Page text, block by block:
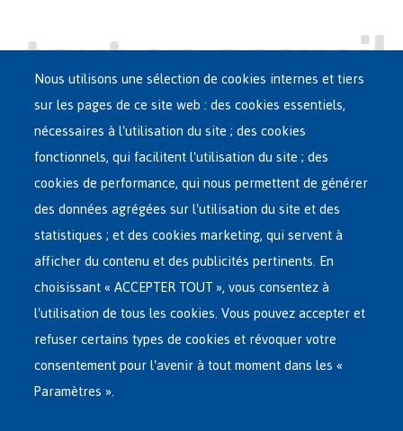
Main
French
Menu
ASILE EN BELGIQUE
RÉSEAU D'ACCUEIL
RETOUR VOLONTAIRE
INTERNATIONAL
À PROPOS DE FEDASIL
Nous utilisons une sélection de cookies internes et tiers
sur les pages de ce site web : des cookies essentiels,
nécessaires à l'utilisation du site ; des cookies
fonctionnels, qui facilitent l'utilisation du site ; des
cookies de performance, qui nous permettent de générer
des données agrégées sur l'utilisation du site et des
statistiques ; et des cookies marketing, qui servent à
afficher du contenu et des publicités pertinents. En
choisissant « ACCEPTER TOUT », vous consentez à
l'utilisation de tous les cookies. Vous pouvez accepter et
refuser certains types de cookies et révoquer votre
consentement pour l'avenir à tout moment dans les «
Paramètres ».